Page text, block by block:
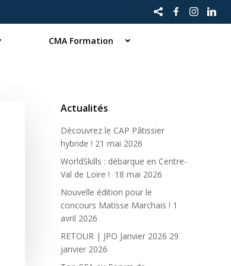
CMA Formation
Actualités
Découvrez le CAP Pâtissier
hybride ! 21 mai 2026
WorldSkills : débarque en Centre-
Val de Loire ! 18 mai 2026
Nouvelle édition pour le
concours Matisse Marchais ! 1
avril 2026
RETOUR | JPO Janvier 2026 29
janvier 2026